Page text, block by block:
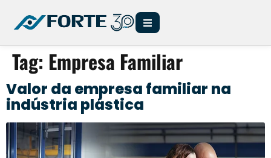
Tag: Empresa Familiar
Valor da empresa familiar na
indústria plástica